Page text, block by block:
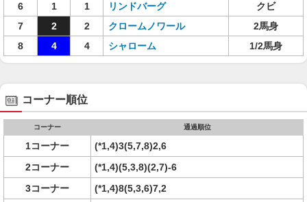
6
1 1 リンドバーグ
クビ
7
2 2 クロームノワール
2馬身
8
4 4 シャローム 1/2馬身
コーナー順位
コーナー 通過順位
1コーナー
(*1,4)3(5,7,8)2,6
2コーナー
(*1,4)(5,3,8)(2,7)-6
3コーナー
(*1,4)8(5,3,6)7,2